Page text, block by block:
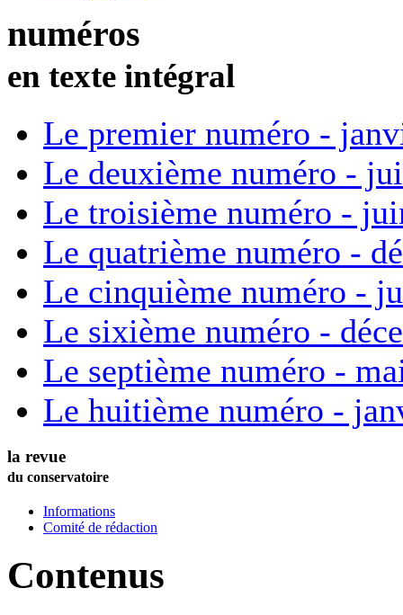
numéros
en texte intégral
Le premier numéro -
Le deuxième numéro -
Le troisième numéro -
Le quatrième numéro -
Le cinquième numéro -
Le sixième numéro -
Le septième numéro -
Le huitième numéro -
la revue
du conservatoire
Informations
Comité de rédaction
Contenus